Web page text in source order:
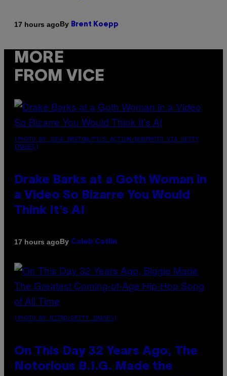
17 hours agoBy Brent Koepp
MORE
FROM VICE
(PHOTO BY JOSE BRETON/PICS ACTION/NURPHOTO VIA GETTY
IMAGES)
Drake Barks at a Goth Woman in
a Video So Bizarre You Would
Think It’s AI
17 hours agoBy Caleb Catlin
(PHOTO BY NITRO/GETTY IMAGES)
On This Day 32 Years Ago, The
Notorious B.I.G. Made the